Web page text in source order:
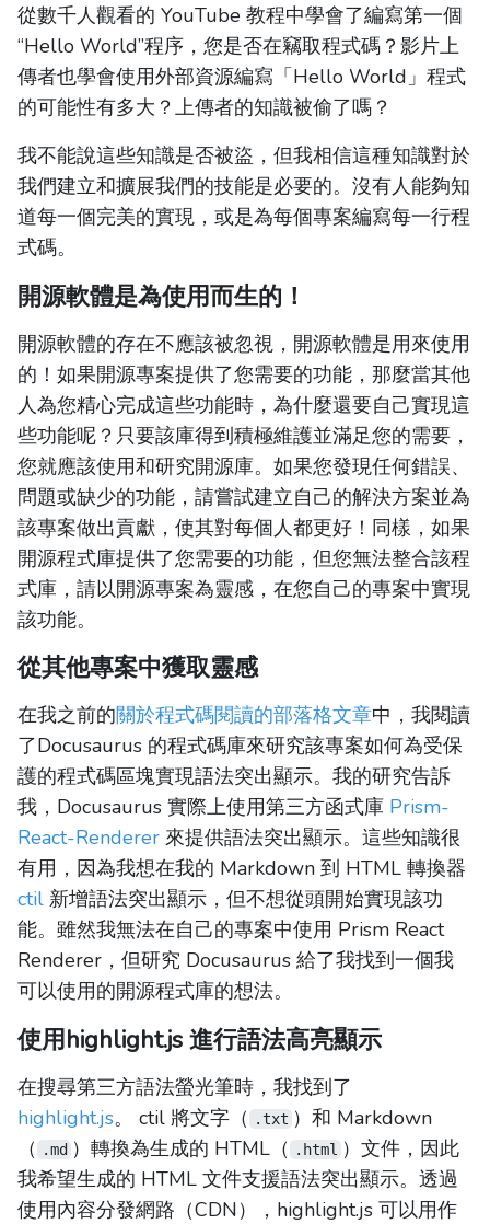
從數千人觀看的 YouTube 教程中學會了編寫第一個
“Hello World”程序，您是否在竊取程式碼？影片上
傳者也學會使用外部資源編寫「Hello World」程式
的可能性有多大？上傳者的知識被偷了嗎？
我不能說這些知識是否被盜，但我相信這種知識對於
我們建立和擴展我們的技能是必要的。沒有人能夠知
道每一個完美的實現，或是為每個專案編寫每一行程
式碼。
開源軟體是為使用而生的！
開源軟體的存在不應該被忽視，開源軟體是用來使用
的！如果開源專案提供了您需要的功能，那麼當其他
人為您精心完成這些功能時，為什麼還要自己實現這
些功能呢？只要該庫得到積極維護並滿足您的需要，
您就應該使用和研究開源庫。如果您發現任何錯誤、
問題或缺少的功能，請嘗試建立自己的解決方案並為
該專案做出貢獻，使其對每個人都更好！同樣，如果
開源程式庫提供了您需要的功能，但您無法整合該程
式庫，請以開源專案為靈感，在您自己的專案中實現
該功能。
從其他專案中獲取靈感
在我之前的關於程式碼閱讀的部落格文章中，我閱讀
了Docusaurus 的程式碼庫來研究該專案如何為受保
護的程式碼區塊實現語法突出顯示。我的研究告訴
我，Docusaurus 實際上使用第三方函式庫 Prism-
React-Renderer 來提供語法突出顯示。這些知識很
有用，因為我想在我的 Markdown 到 HTML 轉換器
ctil 新增語法突出顯示，但不想從頭開始實現該功
能。雖然我無法在自己的專案中使用 Prism React
Renderer，但研究 Docusaurus 給了我找到一個我
可以使用的開源程式庫的想法。
使用highlight.js 進行語法高亮顯示
在搜尋第三方語法螢光筆時，我找到了
highlight.js。 ctil 將文字（ .txt ）和 Markdown
（
.md ）轉換為生成的 HTML（ .html ）文件，因此
我希望生成的 HTML 文件支援語法突出顯示。透過
使用內容分發網路（CDN），highlight.js 可以用作